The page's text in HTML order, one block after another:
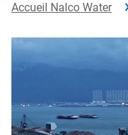
Accueil Nalco Water